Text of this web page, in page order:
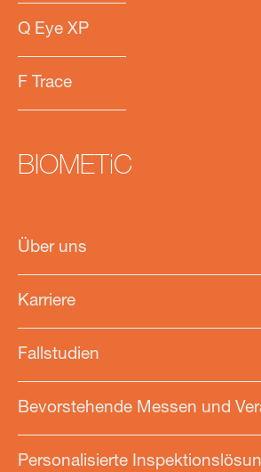
Q Eye XP
F Trace
BIOMETiC
Über uns
Karriere
Fallstudien
Bevorstehende Messen und
Personalisierte